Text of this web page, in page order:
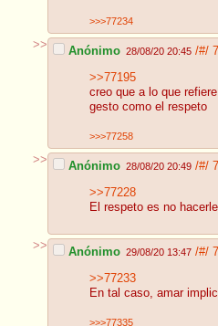
>>>77234
>> Anónimo 28/08/20 20:45 /#/
>>77195
creo que a lo que
gesto como el respeto
>>>77258
>> Anónimo 28/08/20 20:49 /#/
>>77228
El respeto es no
>> Anónimo 29/08/20 13:47 /#/
>>77233
En tal caso, amar
>>>77335